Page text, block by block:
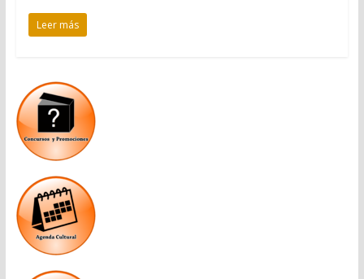
Leer más